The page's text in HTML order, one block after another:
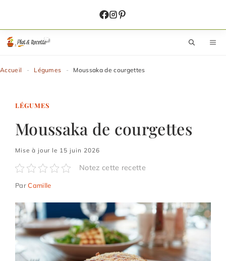
contenu
Accueil - Légumes - Moussaka de courgettes
LÉGUMES
Moussaka de courgettes
Mise à jour le 15 juin 2026
Notez cette recette
ParCamille